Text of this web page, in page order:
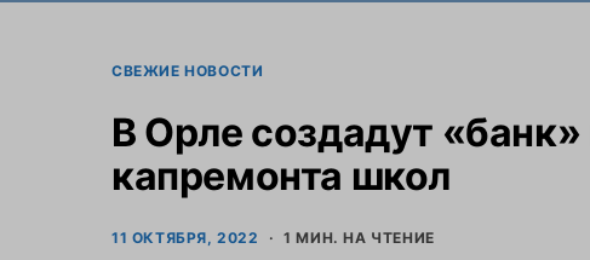
СВЕЖИЕ НОВОСТИ
В Орле создадут «банк»
капремонта школ
11 ОКТЯБРЯ, 2022 1 МИН. НА ЧТЕНИЕ